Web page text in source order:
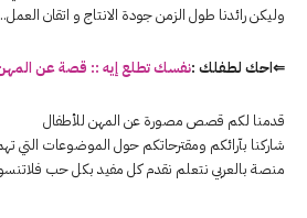
وليكن رائدنا طول الزمن جودة الانتاج و اتقان العمل..
⇐احك لطفلك :نفسكتطلع إيه :: قصة عن
قدمنا لكم قصص مصورة عن المهن للأطفال
شاركنا بآرائكم ومقترحاتكم حول الموضوعات التي
منصة بالعربي نتعلم نقدم كل مفيد بكل حب